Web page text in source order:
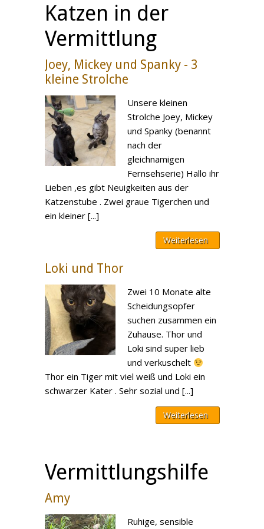
Katzen in der
Vermittlung
Joey, Mickey und Spanky - 3
kleine Strolche
Unsere kleinen
Strolche Joey, Mickey
und Spanky (benannt
nach der
gleichnamigen
Fernsehserie) Hallo ihr
Lieben ,es gibt Neuigkeiten aus der
Katzenstube . Zwei graue Tigerchen und
ein kleiner [...]
Weiterlesen
Loki und Thor
Zwei 10 Monate alte
Scheidungsopfer
suchen zusammen ein
Zuhause. Thor und
Loki sind super lieb
und verkuschelt
Thor ein Tiger mit viel weiß und Loki ein
schwarzer Kater . Sehr sozial und [...]
Weiterlesen
Vermittlungshilfe
Amy
Ruhige, sensible